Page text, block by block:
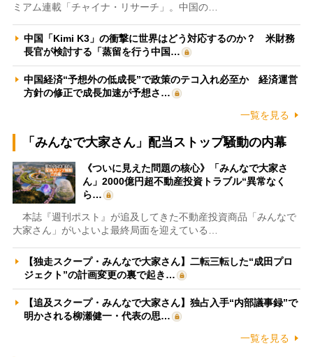
ミアム連載「チャイナ・リサーチ」。中国の…
中国「Kimi K3」の衝撃に世界はどう対応するのか？ 米財務
長官が検討する「蒸留を行う中国…
中国経済“予想外の低成長”で政策のテコ入れ必至か 経済運営
方針の修正で成長加速が予想さ…
一覧を見る
「みんなで大家さん」配当ストップ騒動の内幕
《ついに見えた問題の核心》「みんなで大家さ
ん」2000億円超不動産投資トラブル“異常なく
ら…
本誌『週刊ポスト』が追及してきた不動産投資商品「みんなで
大家さん」がいよいよ最終局面を迎えている…
【独走スクープ・みんなで大家さん】二転三転した“成田プロ
ジェクト”の計画変更の裏で起き…
【追及スクープ・みんなで大家さん】独占入手“内部議事録”で
明かされる柳瀬健一・代表の思…
一覧を見る